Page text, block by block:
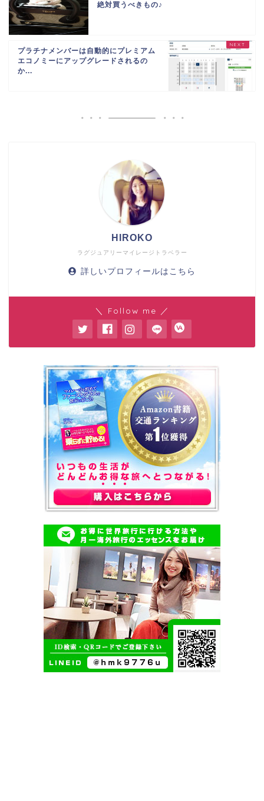
絶対買うべきもの♪
プラチナメンバーは自動的にプレミアム
エコノミーにアップグレードされるの
か...
ラグジュアリーマイレージトラベラー
HIROKO
詳しいプロフィールはこちら
＼ Follow me ／